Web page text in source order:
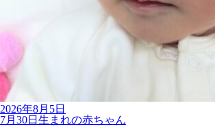
2026年8月5日
7月30日生まれの赤ちゃん